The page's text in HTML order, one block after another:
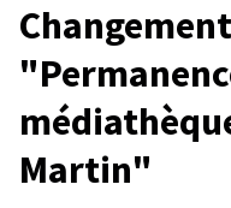
Martin"